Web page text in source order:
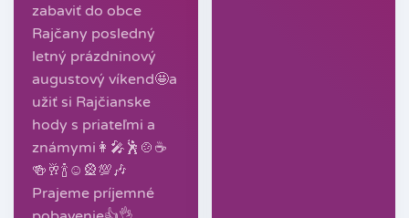
zabaviť do obce
Rajčany posledný
letný prázdninový
augustový víkend🤩a
užiť si Rajčianske
hody s priateľmi a
známymi👩‍🎤🕺🍲☕️
🍻🥂🍾☺🎡💯🎶
Prajeme príjemné